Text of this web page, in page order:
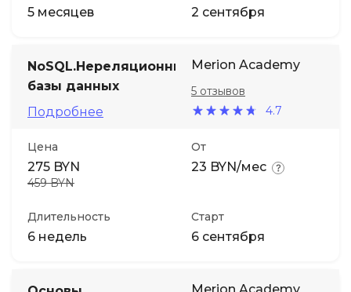
5 месяцев 2 сентября
NoSQL.Нереляционные
базы данных
Подробнее
Merion Academy
4.7
5 отзывов
Цена
275 BYN
459 BYN
От
23 BYN/мес
Длительность
6 недель
Старт
6 сентября